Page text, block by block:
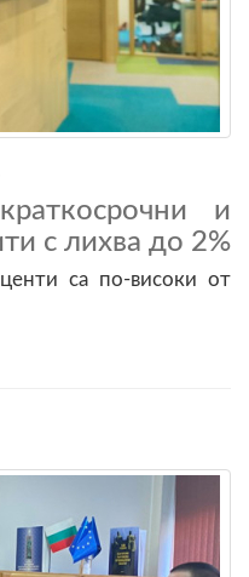
и
с лихва до 2%
са по-високи от